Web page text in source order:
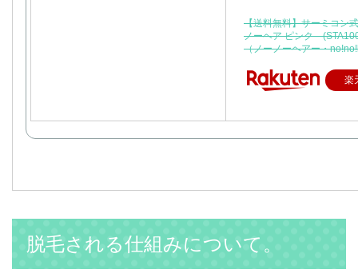
【送料無料】サーミコン
ノーヘア ピンク
（ノーノーヘアー・
楽
脱毛される仕組みについて。